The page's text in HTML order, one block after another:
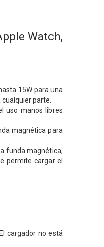
Watch,
15W para una
parte.
uso manos libres
magnética para
funda magnética,
permite cargar el
cargador no está